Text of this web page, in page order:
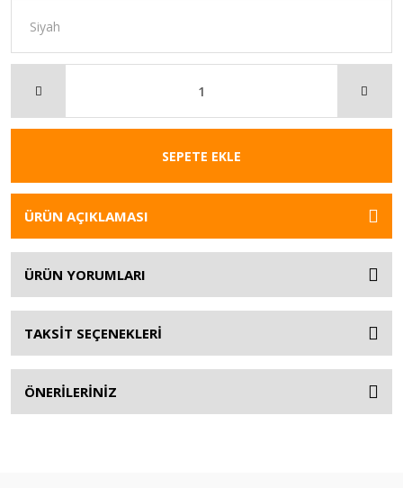
SEPETE EKLE
ÜRÜN AÇIKLAMASI
ÜRÜN YORUMLARI
TAKSİT SEÇENEKLERİ
ÖNERİLERİNİZ